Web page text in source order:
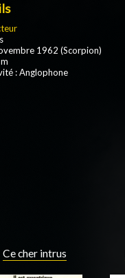
1962 (Scorpion)
: Anglophone
Ce cher intrus